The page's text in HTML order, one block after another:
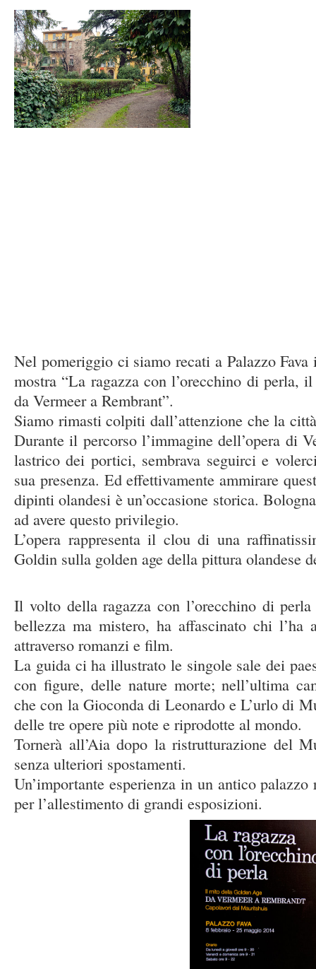
Nel pomeriggio ci siamo recati a Palazzo
mostra “La ragazza con l’orecchino di
da Vermeer a Rembrant”.
Siamo rimasti colpiti dall’attenzione che la
Durante il percorso l’immagine dell’opera di
lastrico dei portici, sembrava seguirci e
sua presenza. Ed effettivamente ammirare
dipinti olandesi è un’occasione storica.
ad avere questo privilegio.
L’opera rappresenta il clou di una
Goldin sulla golden age della pittura olandese
Il volto della ragazza con l’orecchino di
bellezza ma mistero, ha affascinato chi l’ha
attraverso romanzi e film.
La guida ci ha illustrato le singole sale dei
con figure, delle nature morte; nell’ultima
che con la Gioconda di Leonardo e L’urlo di
delle tre opere più note e riprodotte al mondo.
Tornerà all’Aia dopo la ristrutturazione del
senza ulteriori spostamenti.
Un’importante esperienza in un antico
per l’allestimento di grandi esposizioni.